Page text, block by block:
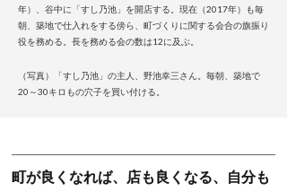
年）、谷中に「すし乃池」を開店する。現在（2017年）も毎
朝、築地で仕入れをする傍ら、町づくりに関する会合の旗振り
役を務める。長を務める会の数は12に及ぶ。
（写真）「すし乃池」の主人、野池幸三さん。毎朝、築地で
20～30キロもの穴子を買い付ける。
町が良くなれば、店も良くなる、自分も